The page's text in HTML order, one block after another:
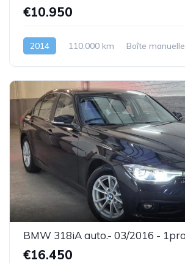
€10.950
2014 110.000 km Boîte manuelle
€16.450